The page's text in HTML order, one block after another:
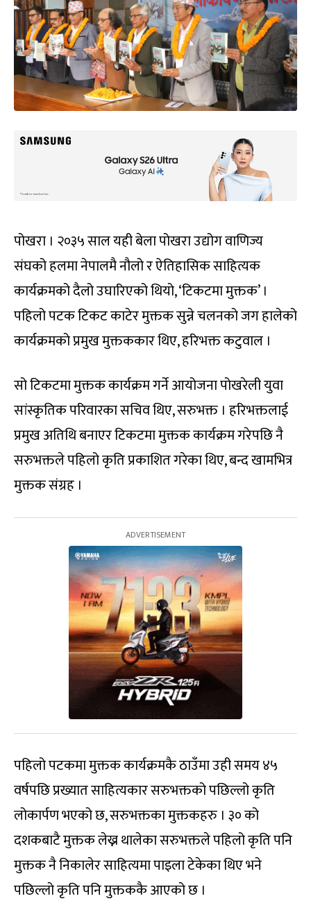
पोखरा । २०३५ साल यही बेला पोखरा उद्योग वाणिज्य
संघको हलमा नेपालमै नौलो र ऐतिहासिक साहित्यक
कार्यक्रमको दैलो उघारिएको थियो, ‘टिकटमा मुक्तक’ ।
पहिलो पटक टिकट काटेर मुक्तक सुन्ने चलनको जग हालेको
कार्यक्रमको प्रमुख मुक्तककार थिए, हरिभक्त कटुवाल ।
सो टिकटमा मुक्तक कार्यक्रम गर्ने आयोजना पोखरेली युवा
सांस्कृतिक परिवारका सचिव थिए, सरुभक्त । हरिभक्तलाई
प्रमुख अतिथि बनाएर टिकटमा मुक्तक कार्यक्रम गरेपछि नै
सरुभक्तले पहिलो कृति प्रकाशित गरेका थिए, बन्द खामभित्र
मुक्तक संग्रह ।
पहिलो पटकमा मुक्तक कार्यक्रमकै ठाउँमा उही समय ४५
वर्षपछि प्रख्यात साहित्यकार सरुभक्तको पछिल्लो कृति
लोकार्पण भएको छ, सरुभक्तका मुक्तकहरु । ३० को
दशकबाटै मुक्तक लेख्न थालेका सरुभक्तले पहिलो कृति पनि
मुक्तक नै निकालेर साहित्यमा पाइला टेकेका थिए भने
पछिल्लो कृति पनि मुक्तककै आएको छ ।